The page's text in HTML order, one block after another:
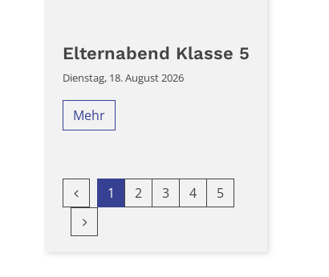
Elternabend Klasse 5
Dienstag, 18. August 2026
Mehr
Vorherige Seite
1 2 3 4
5
Nächste Seite